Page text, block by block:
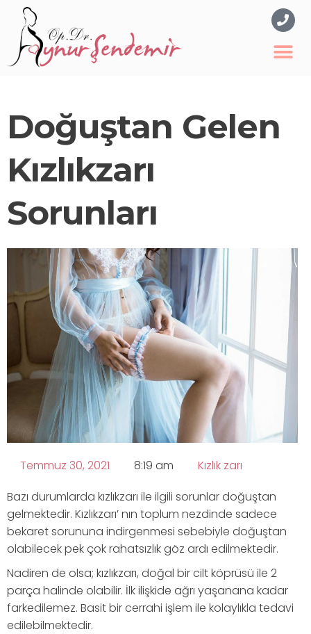
Doğuştan Gelen
Kızlıkzarı
Sorunları
Temmuz 30, 2021 8:19 am
Kızlık zarı
Bazı durumlarda kızlıkzarı ile ilgili sorunlar doğuştan
gelmektedir. Kızlıkzarı’ nın toplum nezdinde sadece
bekaret sorununa indirgenmesi sebebiyle doğuştan
olabilecek pek çok rahatsızlık göz ardı edilmektedir.
Nadiren de olsa; kızlıkzarı, doğal bir cilt köprüsü ile 2
parça halinde olabilir. İlk ilişkide ağrı yaşanana kadar
farkedilemez. Basit bir cerrahi işlem ile kolaylıkla tedavi
edilebilmektedir.